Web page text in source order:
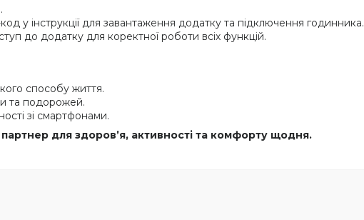
у інструкції для завантаження додатку та підключення годинника.
до додатку для коректної роботи всіх функцій.
способу життя.
та подорожей.
зі смартфонами.
для здоров’я, активності та комфорту щодня.